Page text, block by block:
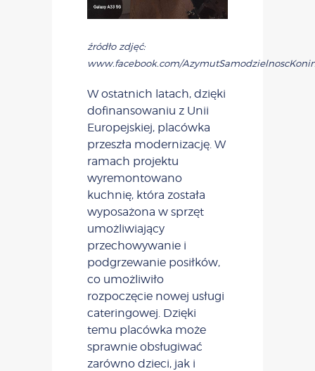
źródło zdjęć:
www.facebook.com/
W ostatnich latach, dzięki
dofinansowaniu z Unii
Europejskiej, placówka
przeszła modernizację. W
ramach projektu
wyremontowano
kuchnię, która została
wyposażona w sprzęt
umożliwiający
przechowywanie i
podgrzewanie posiłków,
co umożliwiło
rozpoczęcie nowej usługi
cateringowej. Dzięki
temu placówka może
sprawnie obsługiwać
zarówno dzieci, jak i